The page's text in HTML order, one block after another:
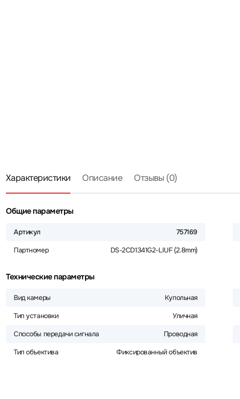
Характеристики Описание Отзывы (0)
Общие параметры
Артикул 757169
Партномер DS-2CD1341G2-LIUF (2.8mm)
Технические параметры
Вид камеры Купольная
Тип установки Уличная
Способы передачи сигнала Проводная
Тип объектива Фиксированный объектив